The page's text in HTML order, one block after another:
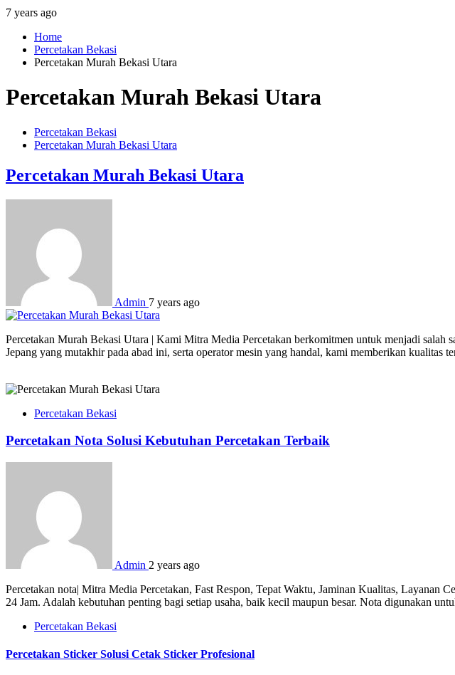
7 years ago
Home
Percetakan Bekasi
Percetakan Murah Bekasi Utara
Percetakan Murah Bekasi Utara
Percetakan Bekasi
Percetakan Murah Bekasi Utara
Percetakan Murah Bekasi Utara
Admin 7 years ago
Percetakan Murah Bekasi Utara | Kami Mitra Media Percetakan berkomitmen untuk menjadi salah
Jepang yang mutakhir pada abad ini, serta operator mesin yang handal, kami memberikan
Percetakan Bekasi
Percetakan Nota Solusi Kebutuhan Percetakan Terbaik
Admin 2 years ago
Percetakan nota| Mitra Media Percetakan, Fast Respon, Tepat Waktu, Jaminan Kualitas,
24 Jam. Adalah kebutuhan penting bagi setiap usaha, baik kecil maupun besar. Nota digunakan
Percetakan Bekasi
Percetakan Sticker Solusi Cetak Sticker Profesional